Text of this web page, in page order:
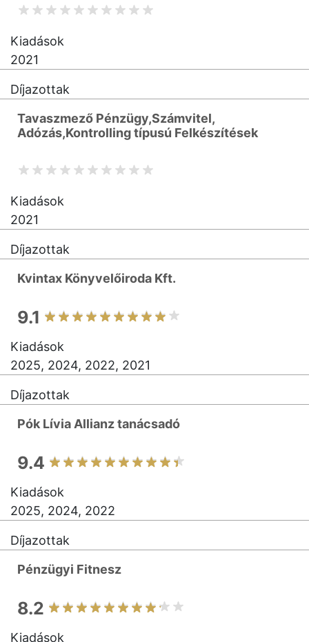
Kiadások
2021
Díjazottak
Tavaszmező Pénzügy,Számvitel,
Adózás,Kontrolling típusú Felkészítések
Kiadások
2021
Díjazottak
Kvintax Könyvelőiroda Kft.
9.1
Kiadások
2025, 2024, 2022, 2021
Díjazottak
Pók Lívia Allianz tanácsadó
9.4
Kiadások
2025, 2024, 2022
Díjazottak
Pénzügyi Fitnesz
8.2
Kiadások